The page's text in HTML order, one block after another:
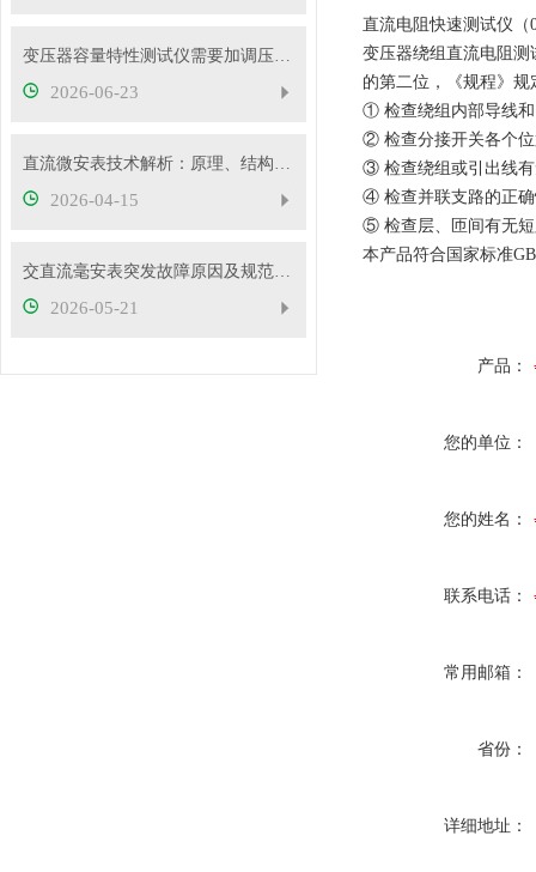
变压器容量特性测试仪需要加调压器吗？
2026-06-23
直流微安表技术解析：原理、结构与应用要点
2026-04-15
交直流毫安表突发故障原因及规范处理流程
2026-05-21
直流电阻快速测试仪（
变压器绕组直流电阻
的第二位，《规程》
① 检查绕组内部导线
② 检查分接开关各个
③ 检查绕组或引出线
④ 检查并联支路的正确
⑤ 检查层、匝间有无
本产品符合国家标准
产品：
您的单位：
您的姓名：
联系电话：
常用邮箱：
省份：
详细地址：